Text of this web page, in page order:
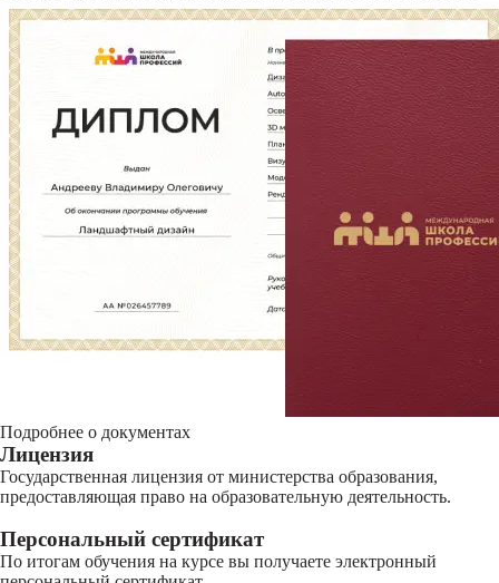
Подробнее о документах
Лицензия
Государственная лицензия от министерства образования,
предоставляющая право на образовательную деятельность.
Персональный сертификат
По итогам обучения на курсе вы получаете электронный